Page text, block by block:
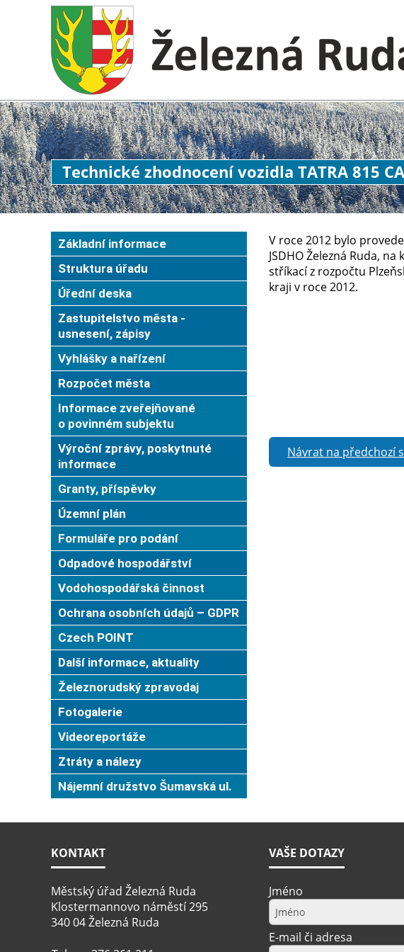
Technické zhodnocení vozidla TATRA 815
Základní informace
Struktura úřadu
Úřední deska
Zastupitelstvo města -
usnesení, zápisy
Vyhlášky a nařízení
Rozpočet města
Informace zveřejňované
o povinném subjektu
Výroční zprávy, poskytnuté
informace
Granty, příspěvky
Územní plán
Formuláře pro podání
Odpadové hospodářství
Vodohospodářská činnost
Ochrana osobních údajů – GDPR
Czech POINT
Další informace, aktuality
Železnorudský zpravodaj
Fotogalerie
Videoreportáže
Ztráty a nálezy
Nájemní družstvo Šumavská ul.
V roce 2012 bylo
JSDHO Železná Ruda,
stříkací z rozpočtu
kraji v roce 2012.
Návrat na předchozí
KONTAKT
Městský úřad Železná Ruda
Klostermannovo náměstí 295
340 04 Železná Ruda
VAŠE DOTAZY
Jméno
E-mail či adresa